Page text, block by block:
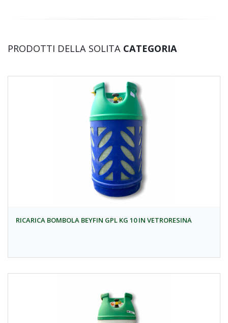
PRODOTTI DELLA SOLITA CATEGORIA
RICARICA BOMBOLA BEYFIN GPL KG 10 IN VETRORESINA